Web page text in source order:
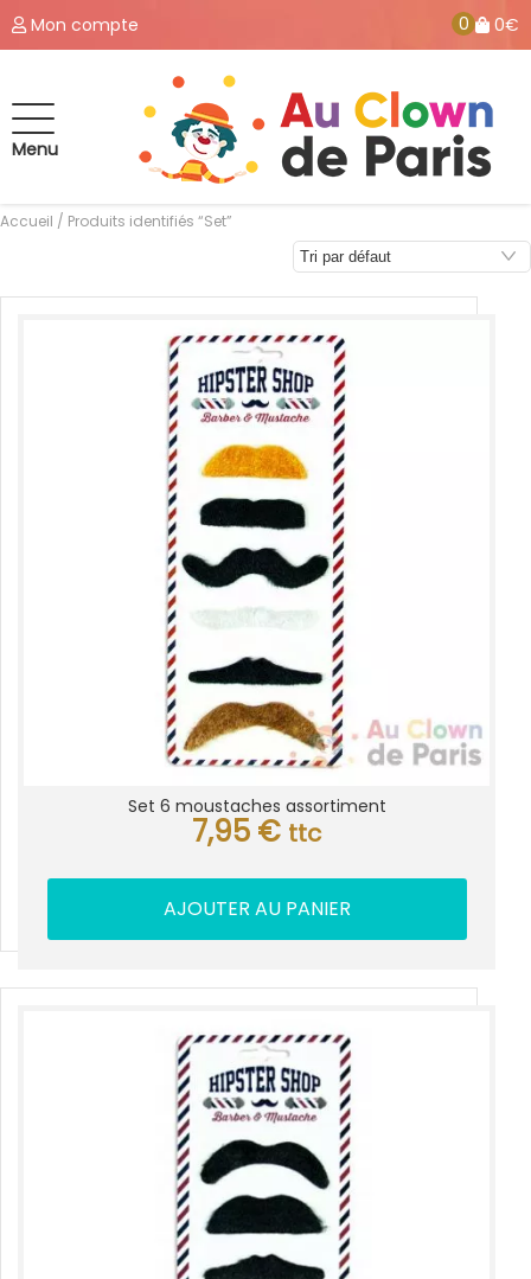
Mon compte 0 0€
Menu
Accueil / Produits identifiés “Set”
Set 6 moustaches assortiment
7,95 € ttc
AJOUTER AU PANIER